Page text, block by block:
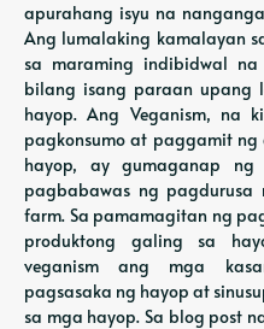
apurahang isyu na
Ang lumalaking kamalayan
sa maraming indibidwal
bilang isang paraan upang
hayop. Ang Veganism, na
pagkonsumo at paggamit
hayop, ay gumaganap
pagbabawas ng
farm. Sa pamamagitan ng
produktong galing sa
veganism ang mga
pagsasaka ng hayop at
sa mga hayop. Sa blog post